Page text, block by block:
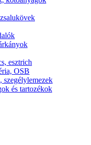
esztrich
OSB
szegélylemezek
és tartozékok